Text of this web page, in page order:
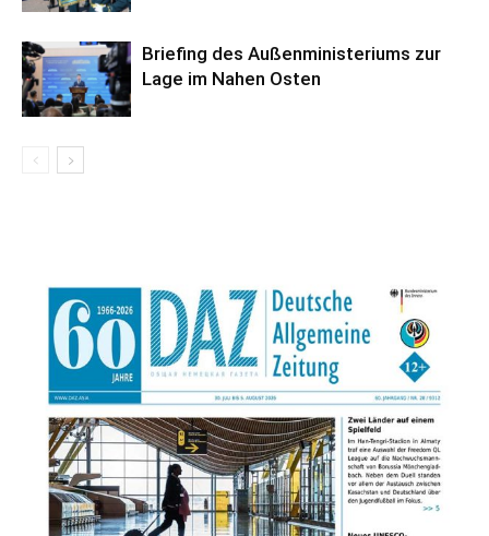
Briefing des Außenministeriums zur
Lage im Nahen Osten